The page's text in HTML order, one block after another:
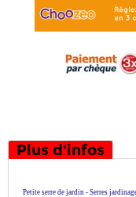
Plus d'infos
Petite serre de jardin - Serres